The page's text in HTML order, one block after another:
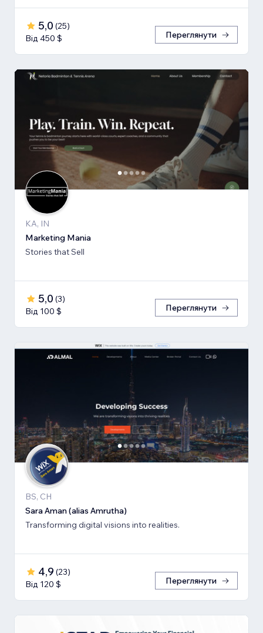
5,0 (25)
Від 450 $
Переглянути
KA, IN
Marketing Mania
Stories that Sell
5,0 (3)
Від 100 $
Переглянути
BS, CH
Sara Aman (alias Amrutha)
Transforming digital visions into realities.
4,9 (23)
Від 120 $
Переглянути